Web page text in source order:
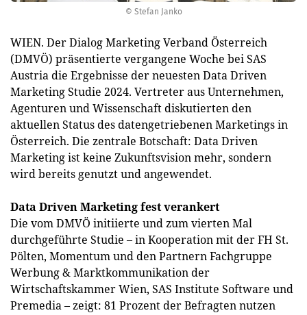
© Stefan Janko
Maximilian Mondel (Momentum).
WIEN. Der Dialog Marketing Verband Österreich
(DMVÖ) präsentierte vergangene Woche bei SAS
Austria die Ergebnisse der neuesten Data Driven
Marketing Studie 2024. Vertreter aus Unternehmen,
Agenturen und Wissenschaft diskutierten den
aktuellen Status des datengetriebenen Marketings in
Österreich. Die zentrale Botschaft: Data Driven
Marketing ist keine Zukunftsvision mehr, sondern
wird bereits genutzt und angewendet.
Data Driven Marketing fest verankert
Die vom DMVÖ initiierte und zum vierten Mal
durchgeführte Studie – in Kooperation mit der FH St.
Pölten, Momentum und den Partnern Fachgruppe
Werbung & Marktkommunikation der
Wirtschaftskammer Wien, SAS Institute Software und
Premedia – zeigt: 81 Prozent der Befragten nutzen